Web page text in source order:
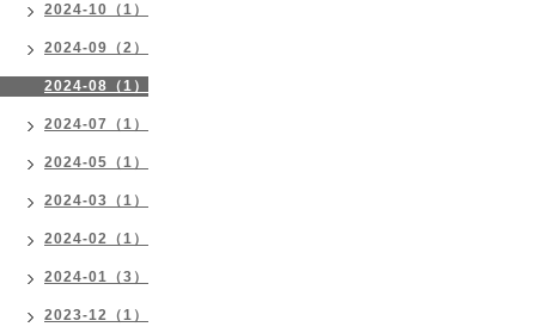
2024-10（1）
2024-09（2）
2024-08（1）
2024-07（1）
2024-05（1）
2024-03（1）
2024-02（1）
2024-01（3）
2023-12（1）